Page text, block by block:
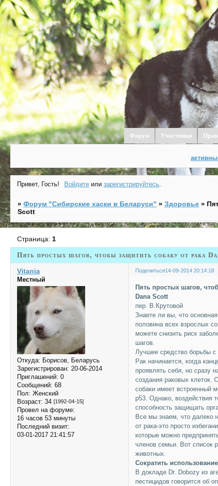
Форум Участники
Привет, Гость! Войдите илизарегистрируйтесь.
»Форум "Cибирские хаски в Беларуси" »Здоровье »
Scott
Пять простых шагов, чтобы защитить собаку от рака
Страница: 1
Поделиться14-09-2014 20:14:18
Vitania
Местный
Откуда: Борисов, Беларусь
Зарегистрирован: 20-06-2014
Приглашений: 0
Сообщений: 68
Пол: Женский
Возраст: 34 [1992-04-15]
Провел на форуме:
16 часов 53 минуты
Последний визит:
03-01-2017 21:41:57
Пять простых шагов,
Dana Scott
пер. В.Крутовой
Знаете ли вы, что
половина всех взрослых
можете снизить риск
шагов.
Лучшее средство борьбы
Рак начинается, когда
проявлять себя, но сразу
создания раковых
собаки имеет встроенный
p53. Однако, воздействия
способность защищать
Все мы знаем, что далеко
от рака-это просто
которые можно
членов семьи. Вот список
животных.
Сократить
В докладе Dr. Dobozy из
пестицидов говорится об